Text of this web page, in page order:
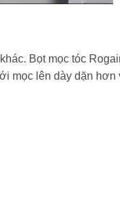
Bọt mọc tóc
mọc lên dày dặn hơn